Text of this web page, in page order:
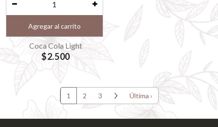
Agregar al carrito
Coca Cola Light
$2.500
1 2 3 Última ›